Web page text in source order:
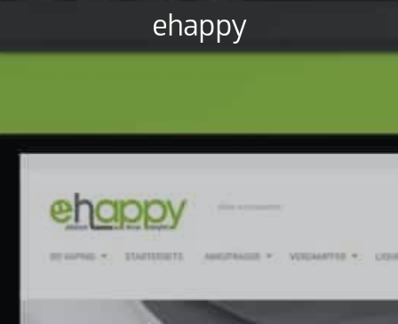
ehappy